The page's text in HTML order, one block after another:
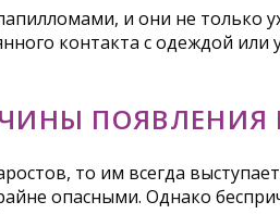
и они не только
контакта с одеждой
то им всегда
опасными. Однако